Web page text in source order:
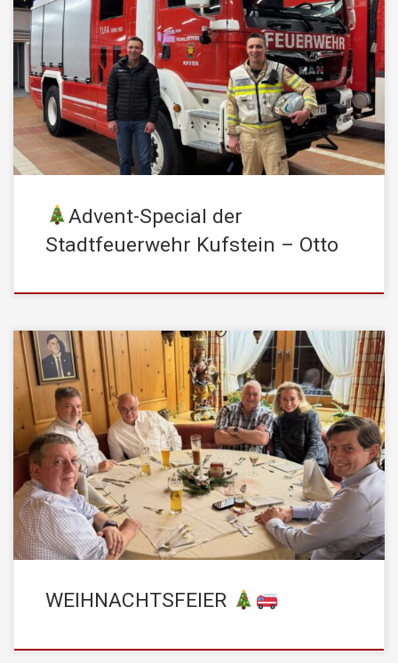
In der Adventzeit möchten wir heuer wieder die Gelegenheit
nutzen, um euch jene Menschen vorzustellen, die tagtäglich für
die Sicherheit unserer Stadt einstehen. Zug 1:
Gruppenkommandant Otto Albrecht junior Otto begann seine
Feuerwehrlaufbahn im Jahr 2009 mit dem Eintritt in die
Jugendgruppe der Stadtfeuerwehr Kufstein. Schon damals zeigte
sich seine große Begeisterung […]
Advent-Special der
Stadtfeuerwehr Kufstein – Otto
Am vergangenen Freitag lud das Kommando der
STADTFEUERWEHR Kufstein zur diesjährigen Weihnachtsfeier
in den Lanthalerhof ein. Zahlreiche Mitglieder folgten der
Einladung und füllten den Saal mit vorweihnachtlicher Stimmung.
Bei einem gemütlichen Abendessen bot sich die Gelegenheit, in
festlicher Atmosphäre miteinander ins Gespräch zu kommen, das
vergangene Jahr Revue passieren zu […]
WEIHNACHTSFEIER